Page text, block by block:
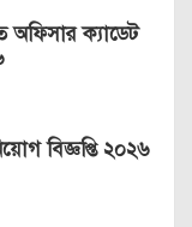
অফিসার ক্যাডেট
বিজ্ঞপ্তি ২০২৬